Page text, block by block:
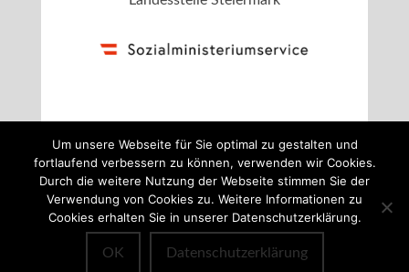
© 2026 Digital Media & Immersive Systems @
FH JOANNEUM Gesellschaft mbH
[Impressum]
Um unsere Webseite für Sie optimal zu gestalten und
fortlaufend verbessern zu können, verwenden wir Cookies.
Durch die weitere Nutzung der Webseite stimmen Sie der
Verwendung von Cookies zu. Weitere Informationen zu
Cookies erhalten Sie in unserer Datenschutzerklärung.
OK Datenschutzerklärung